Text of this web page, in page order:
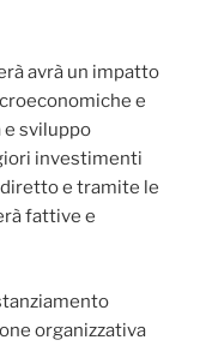
avrà un impatto
e
sviluppo
investimenti
e tramite le
fattive e
organizzativa